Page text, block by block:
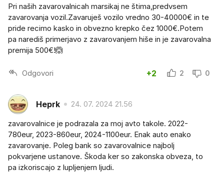
Pri naših zavarovalnicah marsikaj ne štima,predvsem
zavarovanja vozil.Zavaruješ vozilo vredno 30-40000€ in te
pride recimo kasko in obvezno krepko čez 1000€.Potem
pa narediš primerjavo z zavarovanjem hiše in je zavarovalna
premija 500€!🙆
Odgovori +2 2 0
Heprk 24. 07. 2024 21.56
zavarovalnice je podrazala za moj avto takole. 2022-
780eur, 2023-860eur, 2024-1100eur. Enak auto enako
zavarovanje. Poleg bank so zavarovalnice najbolj
pokvarjene ustanove. Škoda ker so zakonska obveza, to
pa izkoriscajo z lupljenjem ljudi.